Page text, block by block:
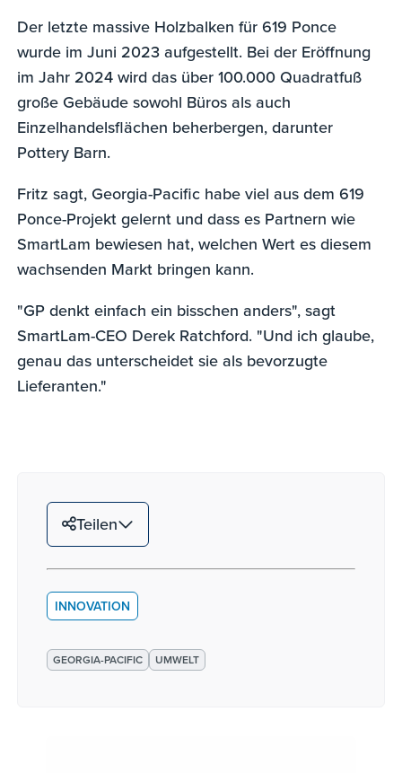
Der letzte massive Holzbalken für 619 Ponce
wurde im Juni 2023 aufgestellt. Bei der Eröffnung
im Jahr 2024 wird das über 100.000 Quadratfuß
große Gebäude sowohl Büros als auch
Einzelhandelsflächen beherbergen, darunter
Pottery Barn.
Fritz sagt, Georgia-Pacific habe viel aus dem 619
Ponce-Projekt gelernt und dass es Partnern wie
SmartLam bewiesen hat, welchen Wert es diesem
wachsenden Markt bringen kann.
"GP denkt einfach ein bisschen anders", sagt
SmartLam-CEO Derek Ratchford. "Und ich glaube,
genau das unterscheidet sie als bevorzugte
Lieferanten."
Teilen
INNOVATION
GEORGIA-PACIFIC UMWELT